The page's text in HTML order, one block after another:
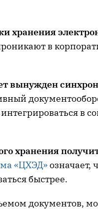
хранения
в
вынужден
в
хранения
«ЦХЭД»означает,
быстрее.
документов,